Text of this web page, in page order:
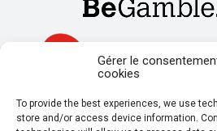
Gérer le
cookies
To provide the best experiences, we use
store and/or access device information.